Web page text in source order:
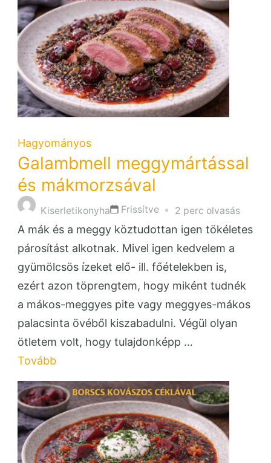
Hagyományos
Galambmell meggymártással
és mákmorzsával
Kiserletikonyha Frissítve 2 perc olvasás
A mák és a meggy köztudottan igen tökéletes
párosítást alkotnak. Mivel igen kedvelem a
gyümölcsös ízeket elő- ill. főételekben is,
ezért azon töprengtem, hogy miként tudnék
a mákos-meggyes pite vagy meggyes-mákos
palacsinta övéből kiszabadulni. Végül olyan
ötletem volt, hogy tulajdonképp …
Tovább